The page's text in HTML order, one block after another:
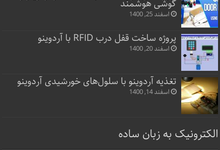
گوشی هوشمند
اسفند 25, 1400
پروژه ساخت قفل‌ درب RFID با آردوینو
اسفند 20, 1400
تغذیه آردوینو با سلول‌های خورشیدی آردوینو
اسفند 14, 1400
الکترونیک به زبان ساده